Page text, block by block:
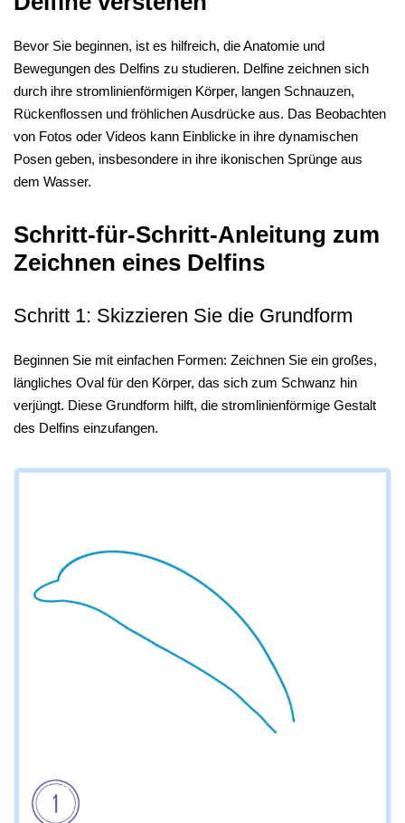
Bevor Sie beginnen, ist es hilfreich, die Anatomie und
Bewegungen des Delfins zu studieren. Delfine zeichnen sich
durch ihre stromlinienförmigen Körper, langen Schnauzen,
Rückenflossen und fröhlichen Ausdrücke aus. Das Beobachten
von Fotos oder Videos kann Einblicke in ihre dynamischen
Posen geben, insbesondere in ihre ikonischen Sprünge aus
dem Wasser.
Schritt-für-Schritt-Anleitung zum
Zeichnen eines Delfins
Schritt 1: Skizzieren Sie die Grundform
Beginnen Sie mit einfachen Formen: Zeichnen Sie ein großes,
längliches Oval für den Körper, das sich zum Schwanz hin
verjüngt. Diese Grundform hilft, die stromlinienförmige Gestalt
des Delfins einzufangen.